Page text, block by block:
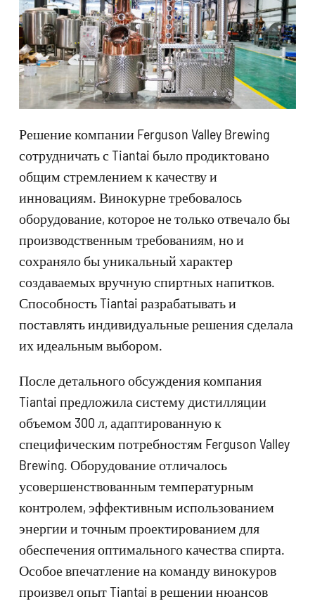
Решение компании Ferguson Valley Brewing
сотрудничать с Tiantai было продиктовано
общим стремлением к качеству и
инновациям. Винокурне требовалось
оборудование, которое не только отвечало бы
производственным требованиям, но и
сохраняло бы уникальный характер
создаваемых вручную спиртных напитков.
Способность Tiantai разрабатывать и
поставлять индивидуальные решения сделала
их идеальным выбором.
После детального обсуждения компания
Tiantai предложила систему дистилляции
объемом 300 л, адаптированную к
специфическим потребностям Ferguson Valley
Brewing. Оборудование отличалось
усовершенствованным температурным
контролем, эффективным использованием
энергии и точным проектированием для
обеспечения оптимального качества спирта.
Особое впечатление на команду винокуров
произвел опыт Tiantai в решении нюансов